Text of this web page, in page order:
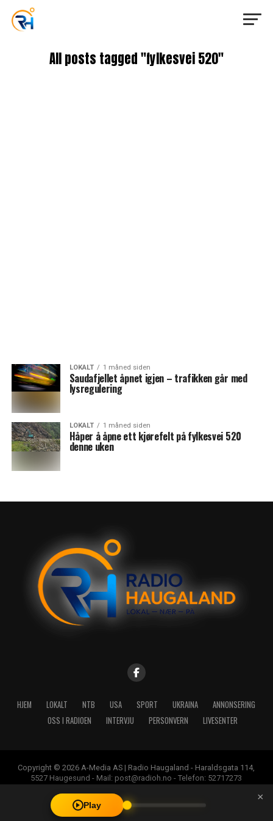
All posts tagged "fylkesvei 520"
LOKALT 1 måned siden
Saudafjellet åpnet igjen – trafikken går med
lysregulering
LOKALT 1 måned siden
Håper å åpne ett kjørefelt på fylkesvei 520
denne uken
HJEM LOKALT NTB USA SPORT UKRAINA
ANNONSERING
OSS I RADIOEN
INTERVJU PERSONVERN LIVESENTER
Copyright © 2026 A-Media AS | Radio Haugaland - Haraldsgata 114,
5527 Haugesund - Mail: post@radioh.no - Telefon: 52717273
Play
×